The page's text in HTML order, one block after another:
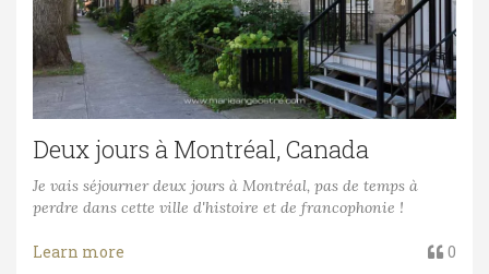
Deux jours à Montréal, Canada
Je vais séjourner deux jours à Montréal, pas de temps à
perdre dans cette ville d'histoire et de francophonie !
Learn more 0